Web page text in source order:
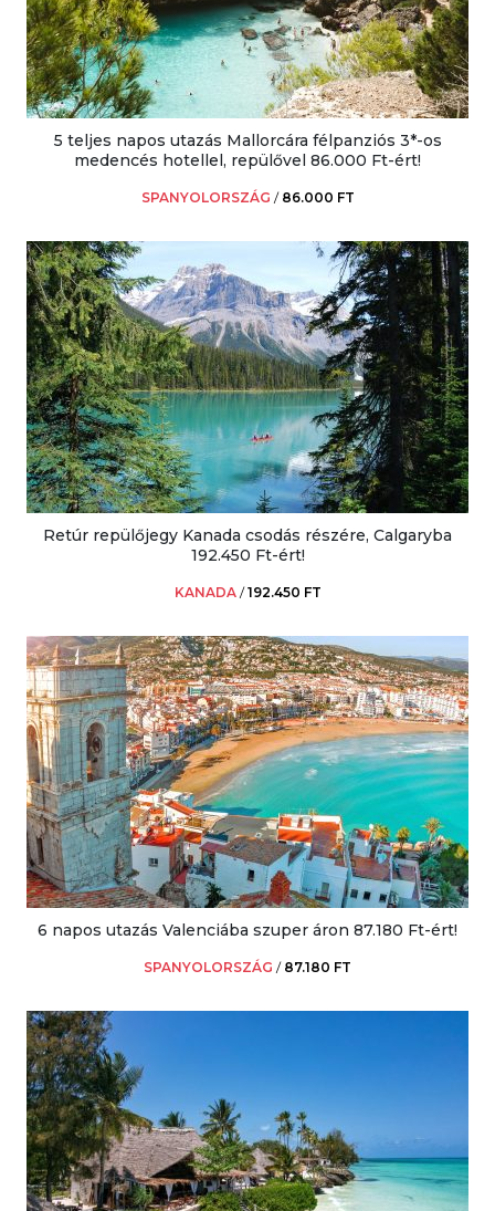
5 teljes napos utazás Mallorcára félpanziós 3*-os
medencés hotellel, repülővel 86.000 Ft-ért!
SPANYOLORSZÁG / 86.000 FT
Retúr repülőjegy Kanada csodás részére, Calgaryba
192.450 Ft-ért!
KANADA /192.450 FT
6 napos utazás Valenciába szuper áron 87.180 Ft-ért!
SPANYOLORSZÁG / 87.180 FT